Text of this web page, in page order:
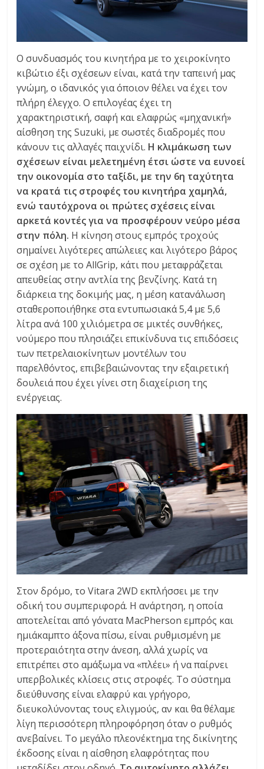
Ο συνδυασμός του κινητήρα με το χειροκίνητο
κιβώτιο έξι σχέσεων είναι, κατά την ταπεινή μας
γνώμη, ο ιδανικός για όποιον θέλει να έχει τον
πλήρη έλεγχο. Ο επιλογέας έχει τη
χαρακτηριστική, σαφή και ελαφρώς «μηχανική»
αίσθηση της Suzuki, με σωστές διαδρομές που
κάνουν τις αλλαγές παιχνίδι. Η κλιμάκωση των
σχέσεων είναι μελετημένη έτσι ώστε να ευνοεί
την οικονομία στο ταξίδι, με την 6η ταχύτητα
να κρατά τις στροφές του κινητήρα χαμηλά,
ενώ ταυτόχρονα οι πρώτες σχέσεις είναι
αρκετά κοντές για να προσφέρουν νεύρο μέσα
στην πόλη. Η κίνηση στους εμπρός τροχούς
σημαίνει λιγότερες απώλειες και λιγότερο βάρος
σε σχέση με το AllGrip, κάτι που μεταφράζεται
απευθείας στην αντλία της βενζίνης. Κατά τη
διάρκεια της δοκιμής μας, η μέση κατανάλωση
σταθεροποιήθηκε στα εντυπωσιακά 5,4 με 5,6
λίτρα ανά 100 χιλιόμετρα σε μικτές συνθήκες,
νούμερο που πλησιάζει επικίνδυνα τις επιδόσεις
των πετρελαιοκίνητων μοντέλων του
παρελθόντος, επιβεβαιώνοντας την εξαιρετική
δουλειά που έχει γίνει στη διαχείριση της
ενέργειας.
Στον δρόμο, το Vitara 2WD εκπλήσσει με την
οδική του συμπεριφορά. Η ανάρτηση, η οποία
αποτελείται από γόνατα MacPherson εμπρός και
ημιάκαμπτο άξονα πίσω, είναι ρυθμισμένη με
προτεραιότητα στην άνεση, αλλά χωρίς να
επιτρέπει στο αμάξωμα να «πλέει» ή να παίρνει
υπερβολικές κλίσεις στις στροφές. Το σύστημα
διεύθυνσης είναι ελαφρύ και γρήγορο,
διευκολύνοντας τους ελιγμούς, αν και θα θέλαμε
λίγη περισσότερη πληροφόρηση όταν ο ρυθμός
ανεβαίνει. Το μεγάλο πλεονέκτημα της δικίνητης
έκδοσης είναι η αίσθηση ελαφρότητας που